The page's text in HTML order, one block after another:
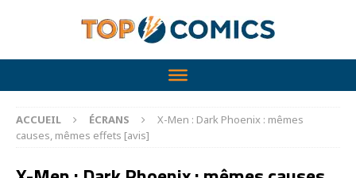
ACCUEIL ÉCRANS
X-Men : Dark Phoenix : mêmes
causes, mêmes effets [avis]